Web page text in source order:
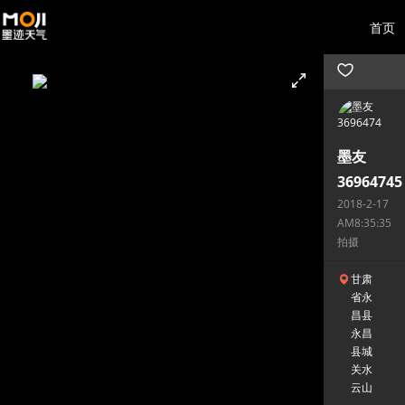
首页
墨友
36964745
2018-2-17
AM8:35:35
拍摄
甘肃
省永
昌县
永昌
县城
关水
云山